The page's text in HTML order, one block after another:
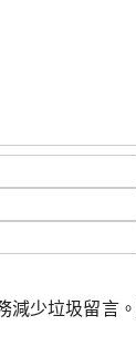
少垃圾留言。